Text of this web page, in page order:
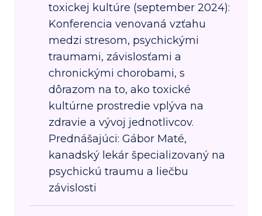
toxickej kultúre (september 2024):
Konferencia venovaná vzťahu
medzi stresom, psychickými
traumami, závislosťami a
chronickými chorobami, s
dôrazom na to, ako toxické
kultúrne prostredie vplýva na
zdravie a vývoj jednotlivcov.
Prednášajúci: Gábor Maté,
kanadský lekár špecializovaný na
psychickú traumu a liečbu
závislosti